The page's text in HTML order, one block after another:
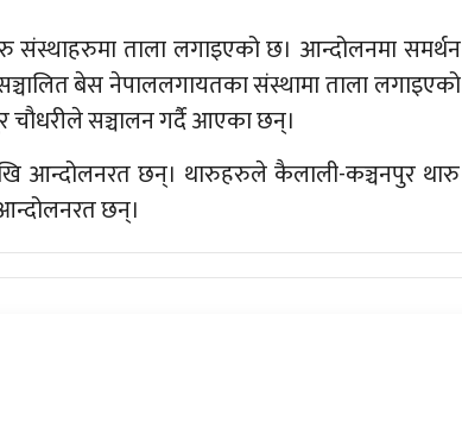
संस्थाहरुमा ताला लगाइएको छ। आन्दोलनमा समर्थन
बेस नेपाललगायतका संस्थामा ताला लगाइएको
सञ्चालन गर्दै आएका छन्।
आन्दोलनरत छन्। थारुहरुले कैलाली-कञ्चनपुर थारु
छन्।